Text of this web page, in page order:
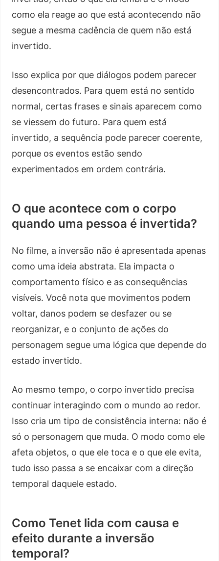
como ela reage ao que está acontecendo não
segue a mesma cadência de quem não está
invertido.
Isso explica por que diálogos podem parecer
desencontrados. Para quem está no sentido
normal, certas frases e sinais aparecem como
se viessem do futuro. Para quem está
invertido, a sequência pode parecer coerente,
porque os eventos estão sendo
experimentados em ordem contrária.
O que acontece com o corpo
quando uma pessoa é invertida?
No filme, a inversão não é apresentada apenas
como uma ideia abstrata. Ela impacta o
comportamento físico e as consequências
visíveis. Você nota que movimentos podem
voltar, danos podem se desfazer ou se
reorganizar, e o conjunto de ações do
personagem segue uma lógica que depende do
estado invertido.
Ao mesmo tempo, o corpo invertido precisa
continuar interagindo com o mundo ao redor.
Isso cria um tipo de consistência interna: não é
só o personagem que muda. O modo como ele
afeta objetos, o que ele toca e o que ele evita,
tudo isso passa a se encaixar com a direção
temporal daquele estado.
Como Tenet lida com causa e
efeito durante a inversão
temporal?